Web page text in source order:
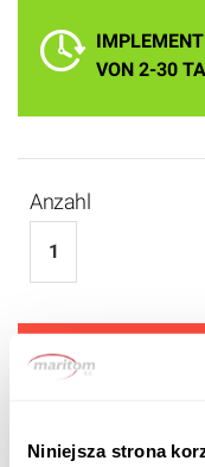
Niniejsza strona
VON 2-30
Anzahl